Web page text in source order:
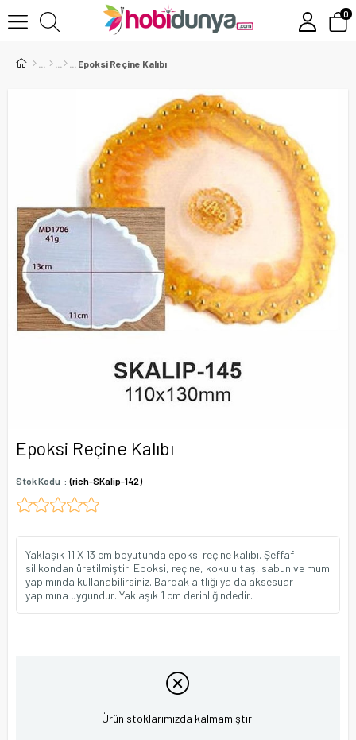
0
Epoksi Reçine Kalıbı
Epoksi Reçine Kalıbı
Stok Kodu (rich-SKalip-142)
Yaklaşık 11 X 13 cm boyutunda epoksi reçine kalıbı. Şeffaf
silikondan üretilmiştir. Epoksi, reçine, kokulu taş, sabun ve mum
yapımında kullanabilirsiniz. Bardak altlığı ya da aksesuar
yapımına uygundur. Yaklaşık 1 cm derinliğindedir.
Ürün stoklarımızda kalmamıştır.